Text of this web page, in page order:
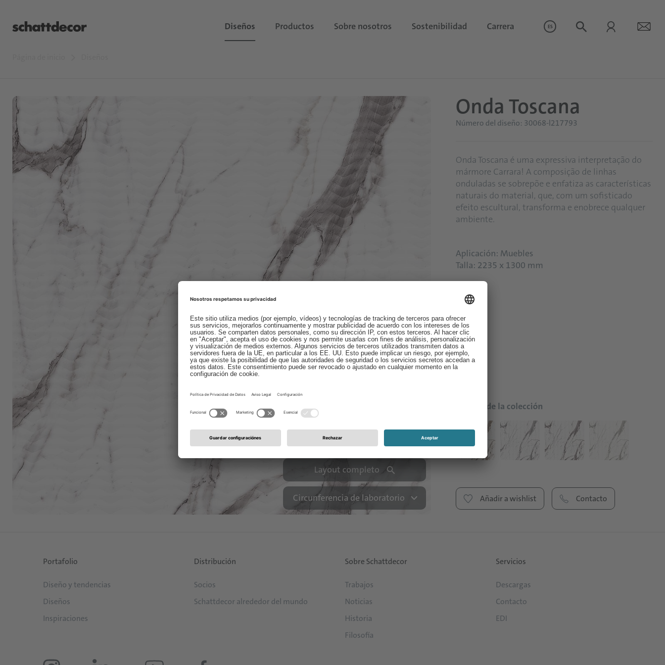
Diseños Productos Sobre nosotros Sostenibilidad Carrera ES
Layout completo
Circunferencia de laboratorio
Onda Toscana
Número del diseño: 30068-l217793
Onda Toscana é uma expressiva interpretação do
mármore Carrara! A composição de linhas
onduladas se sobrepõe e enfatiza as características
naturais do material, que, com um sofisticado
efeito escultural, transforma e enobrece qualquer
ambiente.
Aplicación: Muebles
Talla: 2235 x 1300 mm
Colores de la colección
Añadir a wishlist Contacto
Portafolio
Diseño y tendencias
Diseños
Inspiraciones
Distribución
Socios
Schattdecor alrededor del mundo
Sobre Schattdecor
Trabajos
Noticias
Historia
Filosofía
Servicios
Descargas
Contacto
EDI